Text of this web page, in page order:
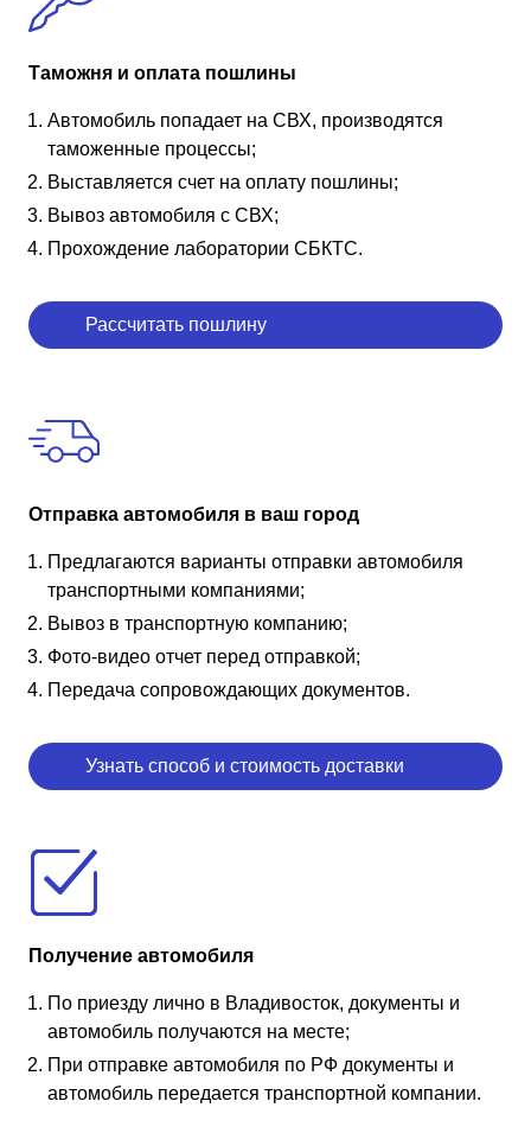
Таможня и оплата пошлины
Автомобиль попадает на СВХ, производятся
таможенные процессы;
Выставляется счет на оплату пошлины;
Вывоз автомобиля с СВХ;
Прохождение лаборатории СБКТС.
Рассчитать пошлину
Отправка автомобиля в ваш город
Предлагаются варианты отправки автомобиля
транспортными компаниями;
Вывоз в транспортную компанию;
Фото-видео отчет перед отправкой;
Передача сопровождающих документов.
Узнать способ и стоимость доставки
Получение автомобиля
По приезду лично в Владивосток, документы и
автомобиль получаются на месте;
При отправке автомобиля по РФ документы и
автомобиль передается транспортной компании.